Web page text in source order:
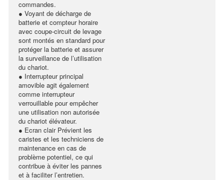
commandes.
● Voyant de décharge de
batterie et compteur horaire
avec coupe-circuit de levage
sont montés en standard pour
protéger la batterie et assurer
la surveillance de l’utilisation
du chariot.
● Interrupteur principal
amovible agit également
comme interrupteur
verrouillable pour empêcher
une utilisation non autorisée
du chariot élévateur.
● Ecran clair Prévient les
caristes et les techniciens de
maintenance en cas de
problème potentiel, ce qui
contribue à éviter les pannes
et à faciliter l’entretien.